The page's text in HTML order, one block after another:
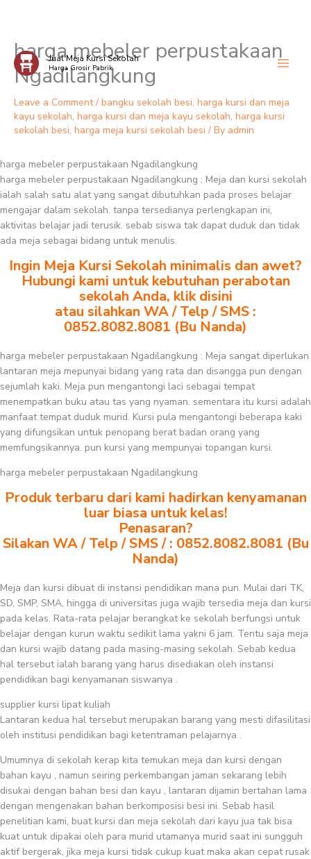
Skip
content
Jual Meja Kursi Sekolah
Harga Grosir Pabrik
harga mebeler perpustakaan
Ngadilangkung
Leave a Comment / bangku sekolah besi, harga kursi dan meja
kayu sekolah, harga kursi dan meja kayu sekolah, harga kursi
sekolah besi, harga meja kursi sekolah besi / By admin
harga mebeler perpustakaan Ngadilangkung
harga mebeler perpustakaan Ngadilangkung : Meja dan kursi sekolah
ialah salah satu alat yang sangat dibutuhkan pada proses belajar
mengajar dalam sekolah. tanpa tersedianya perlengkapan ini,
aktivitas belajar jadi terusik. sebab siswa tak dapat duduk dan tidak
ada meja sebagai bidang untuk menulis.
Ingin Meja Kursi Sekolah minimalis dan awet?
Hubungi kami untuk kebutuhan perabotan
sekolah Anda, klik disini
atau silahkan WA / Telp / SMS :
0852.8082.8081 (Bu Nanda)
harga mebeler perpustakaan Ngadilangkung : Meja sangat diperlukan
lantaran meja mepunyai bidang yang rata dan disangga pun dengan
sejumlah kaki. Meja pun mengantongi laci sebagai tempat
menempatkan buku atau tas yang nyaman. sementara itu kursi adalah
manfaat tempat duduk murid. Kursi pula mengantongi beberapa kaki
yang difungsikan untuk penopang berat badan orang yang
memfungsikannya. pun kursi yang mempunyai topangan kursi.
harga mebeler perpustakaan Ngadilangkung
Produk terbaru dari kami hadirkan kenyamanan
luar biasa untuk kelas!
Penasaran?
Silakan WA / Telp / SMS / : 0852.8082.8081 (Bu
Nanda)
Meja dan kursi dibuat di instansi pendidikan mana pun. Mulai dari TK,
SD, SMP, SMA, hingga di universitas juga wajib tersedia meja dan kursi
pada kelas. Rata-rata pelajar berangkat ke sekolah berfungsi untuk
belajar dengan kurun waktu sedikit lama yakni 6 jam. Tentu saja meja
dan kursi wajib datang pada masing-masing sekolah. Sebab kedua
hal tersebut ialah barang yang harus disediakan oleh instansi
pendidikan bagi kenyamanan siswanya .
supplier kursi lipat kuliah
Lantaran kedua hal tersebut merupakan barang yang mesti difasilitasi
oleh institusi pendidikan bagi ketentraman pelajarnya .
Umumnya di sekolah kerap kita temukan meja dan kursi dengan
bahan kayu , namun seiring perkembangan jaman sekarang lebih
disukai dengan bahan besi dan kayu , lantaran dijamin bertahan lama
dengan mengenakan bahan berkomposisi besi ini. Sebab hasil
penelitian kami, buat kursi dan meja sekolah dari kayu jua tak bisa
kuat untuk dipakai oleh para murid utamanya murid saat ini sungguh
aktif bergerak, jika meja kursi tidak cukup kuat maka akan cepat rusak